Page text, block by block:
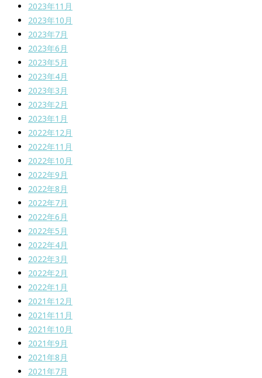
2023年11月
2023年10月
2023年7月
2023年6月
2023年5月
2023年4月
2023年3月
2023年2月
2023年1月
2022年12月
2022年11月
2022年10月
2022年9月
2022年8月
2022年7月
2022年6月
2022年5月
2022年4月
2022年3月
2022年2月
2022年1月
2021年12月
2021年11月
2021年10月
2021年9月
2021年8月
2021年7月